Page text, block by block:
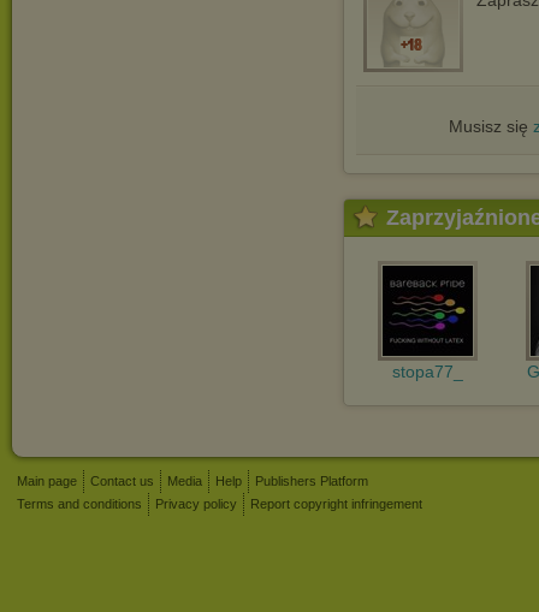
Musisz się
stopa77_
Main page Contact us Media Help
Publishers Platform
Terms and conditions
Privacy policy Report copyright infringement